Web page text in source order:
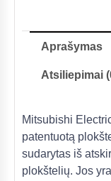
Aprašymas
Atsiliepimai
Mitsubishi
patentuotą
sudarytas iš
plokštelių. Jos